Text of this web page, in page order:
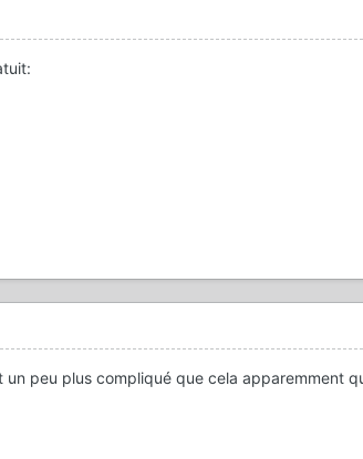
un peu plus compliqué que cela apparemment